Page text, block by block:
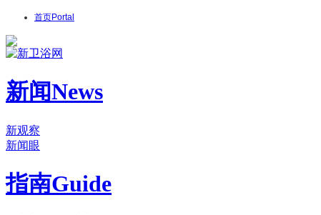
首页Portal
新闻News
新观察
新闻眼
指南Guide